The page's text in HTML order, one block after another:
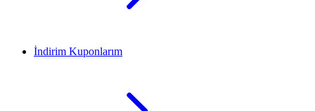
İndirim Kuponlarım